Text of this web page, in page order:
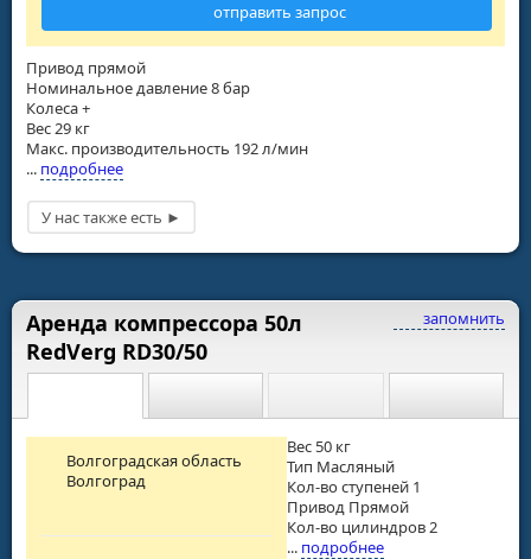
Привод прямой
Номинальное давление 8 бар
Колеса +
Вес 29 кг
Макс. производительность 192 л/мин
... подробнее
отправить запрос
запомнить
Аренда компрессора 50л
RedVerg RD30/50
Вес 50 кг
Тип Масляный
Кол-во ступеней 1
Привод Прямой
Кол-во цилиндров 2
... подробнее
Волгоградская область
Волгоград